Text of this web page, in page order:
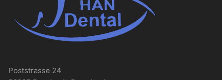
Poststrasse 24